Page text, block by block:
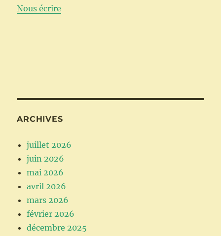
Nous écrire
ARCHIVES
juillet 2026
juin 2026
mai 2026
avril 2026
mars 2026
février 2026
décembre 2025